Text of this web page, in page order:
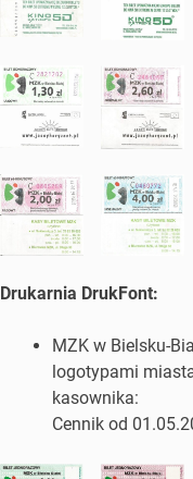
Drukarnia DrukFont:
MZK w Bielsku-
logotypami
kasownika:
Cennik od